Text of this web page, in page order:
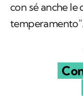
con sé anche